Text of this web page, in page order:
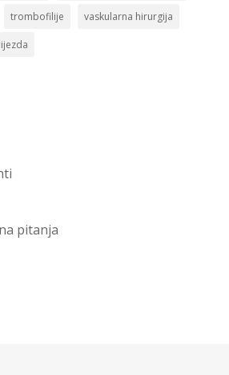
trombofilije vaskularna hirurgija
pitanja